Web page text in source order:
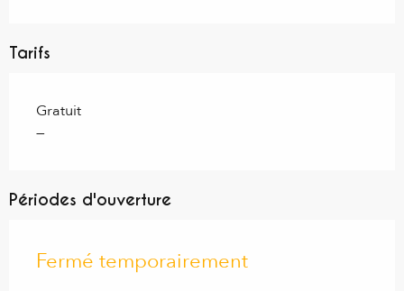
Tarifs
Gratuit
—
Périodes d'ouverture
Fermé temporairement